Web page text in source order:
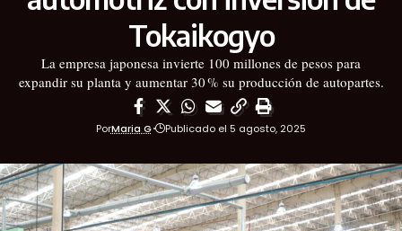
Tokaikogyo
La empresa japonesa invierte 100 millones de pesos para
expandir su planta y aumentar 30 % su producción de autopartes.
PorMaria G Publicado el 5 agosto, 2025